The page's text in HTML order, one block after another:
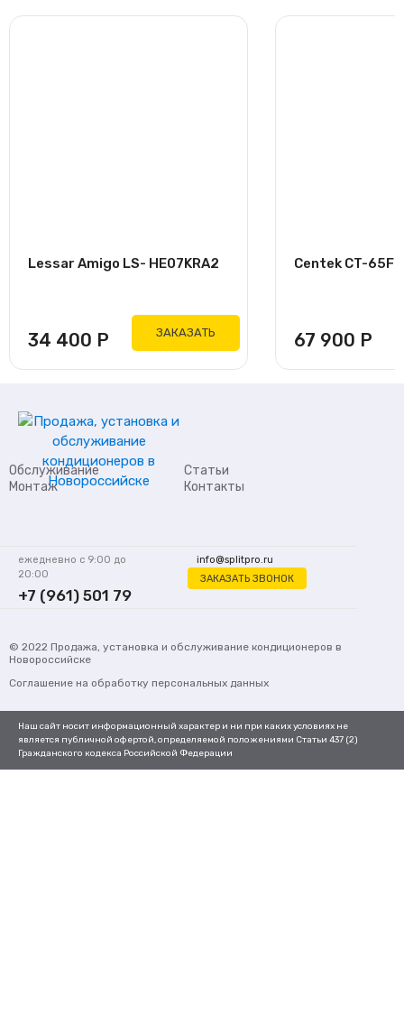
Lessar Amigo LS- HE07KRA2
34 400 Р ЗАКАЗАТЬ
Centek CT-
67 900 Р
Обслуживание
Монтаж
Статьи
Контакты
info@splitpro.ru
ЗАКАЗАТЬ ЗВОНОК
ежедневно с 9:00 до
20:00
+7 (961) 501 79
© 2022 Продажа, установка и обслуживание кондиционеров в
Новороссийске
Соглашение на обработку персональных данных
Наш сайт носит информационный характер и ни при каких условиях не
является публичной офертой, определяемой положениями Статьи 437 (2)
Гражданского кодекса Российской Федерации